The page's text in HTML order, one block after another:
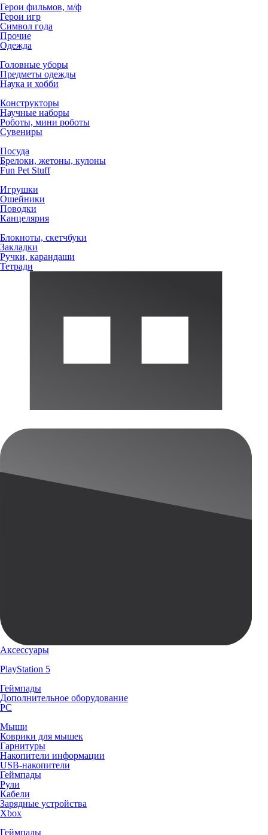
Герои фильмов, м/ф
Герои игр
Символ года
Прочие
Одежда
Головные уборы
Предметы одежды
Наука и хобби
Конструкторы
Научные наборы
Роботы, мини роботы
Сувениры
Посуда
Брелоки, жетоны, кулоны
Fun Pet Stuff
Игрушки
Ошейники
Поводки
Канцелярия
Блокноты, скетчбуки
Закладки
Ручки, карандаши
Тетради
Аксессуары
PlayStation 5
Геймпады
Дополнительное оборудование
PC
Мыши
Коврики для мышек
Гарнитуры
Накопители информации
USB-накопители
Геймпады
Рули
Кабели
Зарядные устройства
Xbox
Геймпады